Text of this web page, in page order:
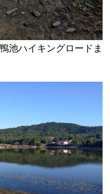
池ハイキングロードま